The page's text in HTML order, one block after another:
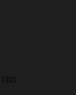
(32)